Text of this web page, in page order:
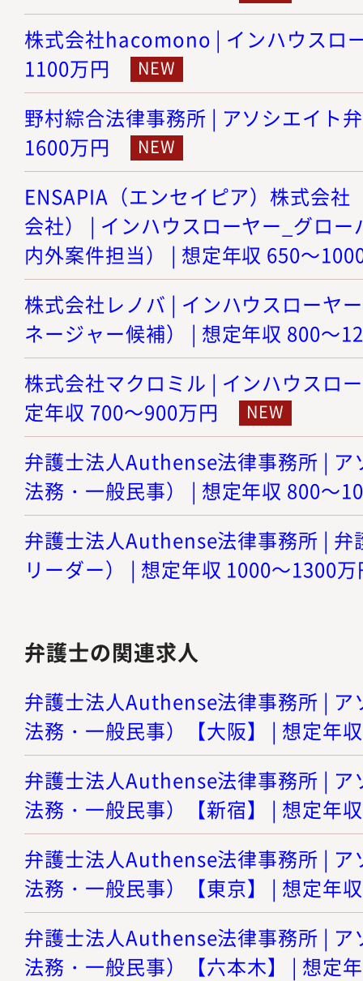
株式会社hacomono | インハウスロ
1100万円
野村綜合法律事務所 | アソシエイト
1600万円
ENSAPIA（エンセイピア）株式会
会社） | インハウスローヤー_グロ
内外案件担当） | 想定年収 650～
株式会社レノバ | インハウスローヤ
ネージャー候補） | 想定年収 800～
株式会社マクロミル | インハウスロ
定年収 700～900万円
弁護士法人Authense法律事務所 | ア
法務・一般民事） | 想定年収 800～
弁護士法人Authense法律事務所 | 弁
リーダー） | 想定年収 1000～1300
弁護士の関連求人
弁護士法人Authense法律事務所 | ア
法務・一般民事）【大阪】 | 想定年
弁護士法人Authense法律事務所 | ア
法務・一般民事）【新宿】 | 想定年
弁護士法人Authense法律事務所 | ア
法務・一般民事）【東京】 | 想定年
弁護士法人Authense法律事務所 | ア
法務・一般民事）【六本木】 | 想定